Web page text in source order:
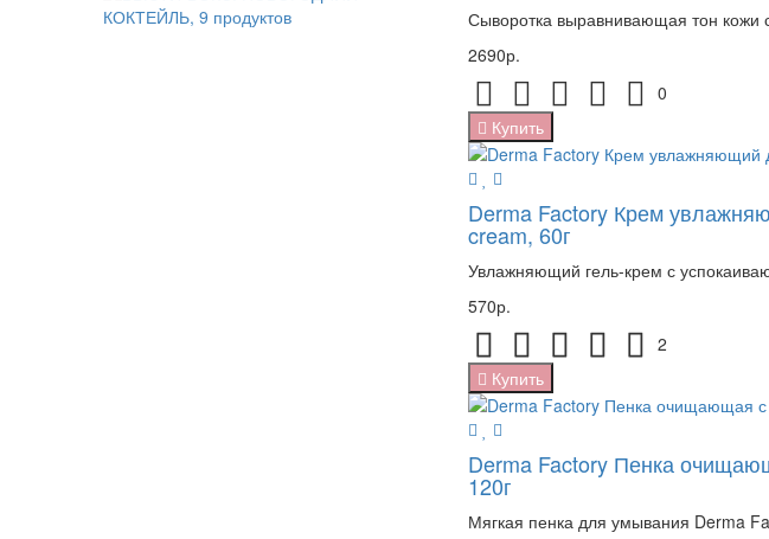
Сыворотка выравнивающая тон кожи
2690р.
0
Купить
Derma Factory Крем
cream, 60г
Увлажняющий гель-крем с
570р.
2
Купить
Derma Factory Пенка
120г
Мягкая пенка для умывания Derma